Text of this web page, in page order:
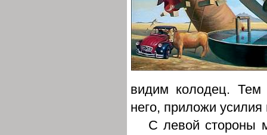
видим колодец. Тем
него, приложи
С левой стороны